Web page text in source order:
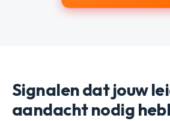
Signalen dat jouw
aandacht nodig